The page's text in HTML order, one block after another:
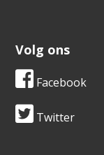
Volg ons
Facebook
Twitter